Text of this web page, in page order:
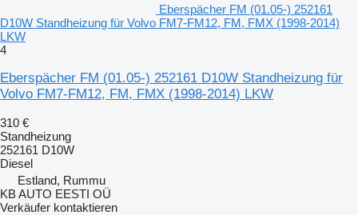
Eberspächer FM (01.05-) 252161
D10W Standheizung für Volvo FM7-FM12, FM, FMX (1998-2014)
LKW
4
Eberspächer FM (01.05-) 252161 D10W Standheizung für
Volvo FM7-FM12, FM, FMX (1998-2014) LKW
310 €
Standheizung
252161 D10W
Diesel
Estland, Rummu
KB AUTO EESTI OÜ
Verkäufer kontaktieren